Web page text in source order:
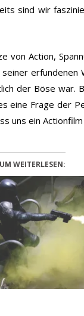
sind wir
von Action,
erfundenen
der Böse war.
eine Frage der
uns ein
WEITERLESEN: